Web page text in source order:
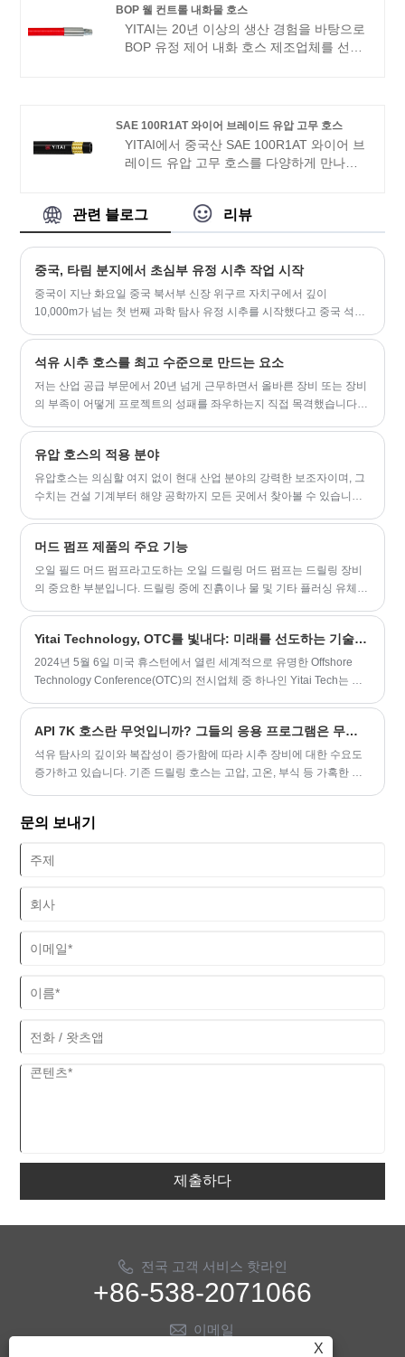
중국에서 귀하의 장기적인 파트너가 되기를
기대하고 있습니다.
BOP 웰 컨트롤 내화물 호스
YITAI는 20년 이상의 생산 경험을 바탕으로
BOP 유정 제어 내화 호스 제조업체를 선도
SAE 100R1AT 와이어 브레이드 유압 고무 호스
YITAI에서 중국산 SAE 100R1AT 와이어 브
레이드 유압 고무 호스를 다양하게 만나보
점을 갖고 있으며 대부분의 유럽 및 미국 시
장을 포괄합니다. 우리는 중국에서 귀하의
다.
관련 블로그 리뷰
중국, 타림 분지에서 초심부 유정 시추 작업 시작
중국이 지난 화요일 중국 북서부 신장 위구르 자치구에서 깊이
10,000m가 넘는 첫 번째 과학 탐사 유정 시추를 시작했다고 중국 석유
석유 시추 호스를 최고 수준으로 만드는 요소
저는 산업 공급 부문에서 20년 넘게 근무하면서 올바른 장비 또는 장비
의 부족이 어떻게 프로젝트의 성패를 좌우하는지 직접 목격했습니다.
는 것은 아닙니다.
유압 호스의 적용 분야
유압호스는 의심할 여지 없이 현대 산업 분야의 강력한 보조자이며, 그
수치는 건설 기계부터 해양 공학까지 모든 곳에서 찾아볼 수 있습니다.
머드 펌프 제품의 주요 기능
오일 필드 머드 펌프라고도하는 오일 드릴링 머드 펌프는 드릴링 장비
의 중요한 부분입니다. 드릴링 중에 진흙이나 물 및 기타 플러싱 유체
Yitai Technology, OTC를 빛내다: 미래를 선도하는 기술 혁신
2024년 5월 6일 미국 휴스턴에서 열린 세계적으로 유명한 Offshore
Technology Conference(OTC)의 전시업체 중 하나인 Yitai Tech는 전
와 심층적인 교류를 가졌습니다. Yitai Technology는 지능형 고무 호스
의 연구 및 생산에 전념하는 기업으로 해양 및 육상 석유 산업을 위한
고성능의 안정적인 운송 및 연결 솔루션을 제공하기 위해 최선을 다하
과 신뢰를 받고 있습니다.
API 7K 호스란 무엇입니까? 그들의 응용 프로그램은 무엇입니까?
석유 탐사의 깊이와 복잡성이 증가함에 따라 시추 장비에 ​​대한 수요도
증가하고 있습니다. 기존 드릴링 호스는 고압, 고온, 부식 등 가혹한 환
문의 보내기
제출하다
전국 고객 서비스 핫라인
+86-538-2071066
이메일
X